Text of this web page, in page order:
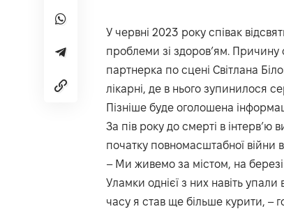
У червні 2023 року співак
проблеми зі здоров’ям. Причину
партнерка по сцені Світлана
лікарні, де в нього зупинилося
Пізніше буде оголошена
За пів року до смерті в інтерв’ю
початку повномасштабної війни
– Ми живемо за містом, на
Уламки однієї з них навіть
часу я став ще більше курити, –